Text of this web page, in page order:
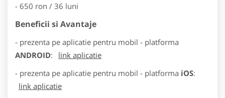
- 650 ron / 36 luni
Beneficii si Avantaje
- prezenta pe aplicatie pentru mobil - platforma
ANDROID:
link aplicatie
- prezenta pe aplicatie pentru mobil - platforma iOS:
link aplicatie